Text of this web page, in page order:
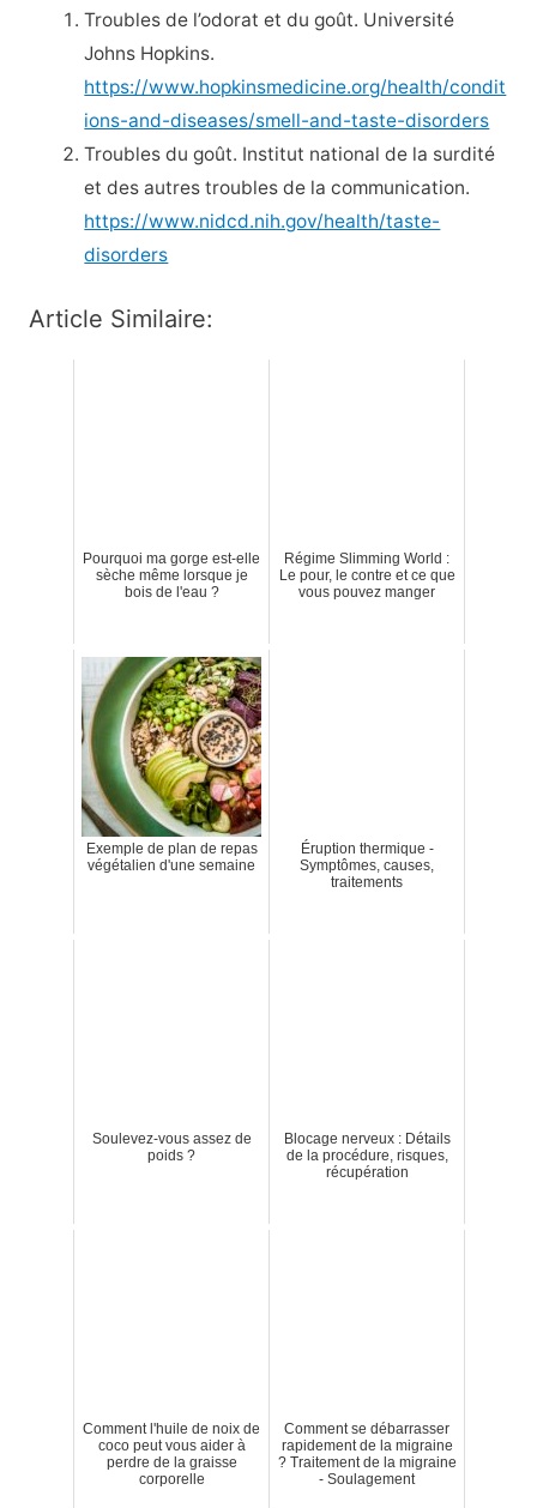
Troubles de l’odorat et du goût. Université
Johns Hopkins.
https://www.hopkinsmedicine.org/health/condit
ions-and-diseases/smell-and-taste-disorders
Troubles du goût. Institut national de la surdité
et des autres troubles de la communication.
https://www.nidcd.nih.gov/health/taste-
disorders
Article Similaire:
Pourquoi ma gorge est-elle
sèche même lorsque je
bois de l'eau ?
Régime Slimming World :
Le pour, le contre et ce que
vous pouvez manger
Exemple de plan de repas
végétalien d'une semaine
Éruption thermique -
Symptômes, causes,
traitements
Soulevez-vous assez de
poids ?
Blocage nerveux : Détails
de la procédure, risques,
récupération
Comment l'huile de noix de
coco peut vous aider à
perdre de la graisse
corporelle
Comment se débarrasser
rapidement de la migraine
? Traitement de la migraine
- Soulagement